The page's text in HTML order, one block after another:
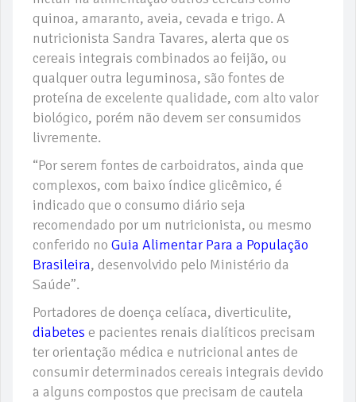
quinoa, amaranto, aveia, cevada e trigo. A
nutricionista Sandra Tavares, alerta que os
cereais integrais combinados ao feijão, ou
qualquer outra leguminosa, são fontes de
proteína de excelente qualidade, com alto valor
biológico, porém não devem ser consumidos
livremente.
“Por serem fontes de carboidratos, ainda que
complexos, com baixo índice glicêmico, é
indicado que o consumo diário seja
recomendado por um nutricionista, ou mesmo
conferido no Guia Alimentar Para a População
Brasileira, desenvolvido pelo Ministério da
Saúde”.
Portadores de doença celíaca, diverticulite,
diabetes e pacientes renais dialíticos precisam
ter orientação médica e nutricional antes de
consumir determinados cereais integrais devido
a alguns compostos que precisam de cautela